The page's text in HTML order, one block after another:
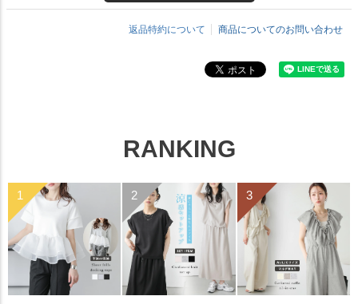
返品特約について 商品についてのお問い合わせ
RANKING